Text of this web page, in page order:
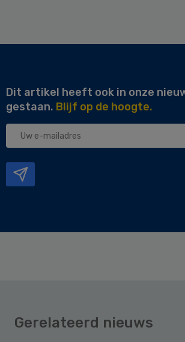
Dit artikel heeft ook in onze
gestaan. Blijf op de hoogte.
Uw
Gerelateerd nieuws